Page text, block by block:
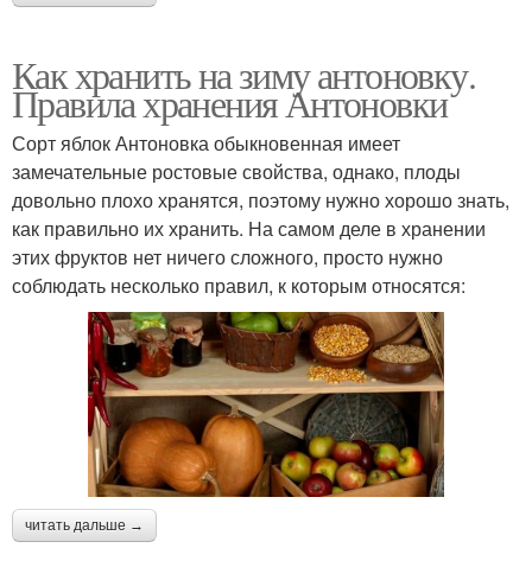
Как хранить на зиму антоновку.
Правила хранения Антоновки
Сорт яблок Антоновка обыкновенная имеет
замечательные ростовые свойства, однако, плоды
довольно плохо хранятся, поэтому нужно хорошо знать,
как правильно их хранить. На самом деле в хранении
этих фруктов нет ничего сложного, просто нужно
соблюдать несколько правил, к которым относятся:
читать дальше →